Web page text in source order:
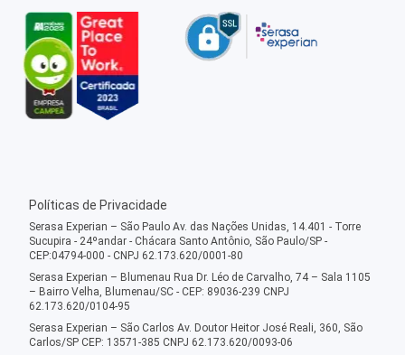
Políticas de Privacidade
Serasa Experian – São Paulo Av. das Nações Unidas, 14.401 - Torre
Sucupira - 24ºandar - Chácara Santo Antônio, São Paulo/SP -
CEP:04794-000 - CNPJ 62.173.620/0001-80
Serasa Experian – Blumenau Rua Dr. Léo de Carvalho, 74 – Sala 1105
– Bairro Velha, Blumenau/SC - CEP: 89036-239 CNPJ
62.173.620/0104-95
Serasa Experian – São Carlos Av. Doutor Heitor José Reali, 360, São
Carlos/SP CEP: 13571-385 CNPJ 62.173.620/0093-06